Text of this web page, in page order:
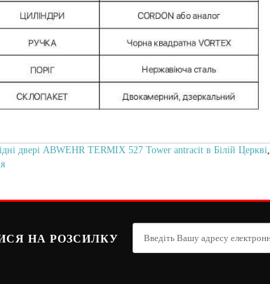
двері ABWEHR TERMIX 527 Tower antracit в Білій Церкві,
НА РОЗСИЛКУ